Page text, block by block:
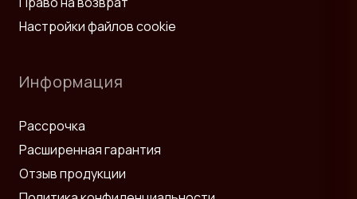
Настройки файлов cookie
Информация
Рассрочка
Расширенная гарантия
Отзыв продукции